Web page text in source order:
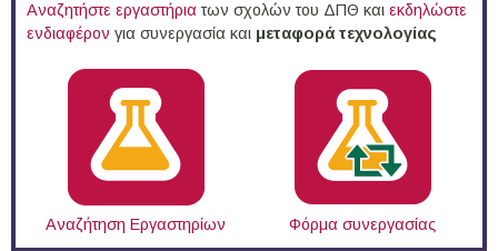
Αναζητήστε εργαστήρια των σχολών του ΔΠΘ και εκδηλώστε
ενδιαφέρον για συνεργασία και μεταφορά τεχνολογίας
Αναζήτηση Εργαστηρίων Φόρμα συνεργασίας